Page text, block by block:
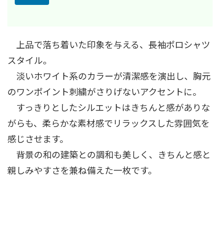
上品で落ち着いた印象を与える、長袖ポロシャツ
スタイル。
淡いホワイト系のカラーが清潔感を演出し、胸元
のワンポイント刺繍がさりげないアクセントに。
すっきりとしたシルエットはきちんと感がありな
がらも、柔らかな素材感でリラックスした雰囲気を
感じさせます。
背景の和の建築との調和も美しく、きちんと感と
親しみやすさを兼ね備えた一枚です。